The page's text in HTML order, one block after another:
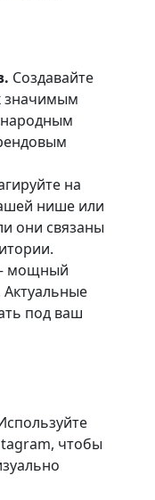
Создавайте
значимым
на
нише или
они связаны
мощный
под ваш
чтобы